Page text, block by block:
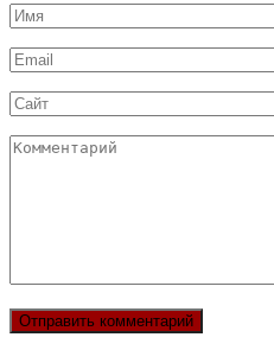
Имя
Email
Сайт
Комментарий